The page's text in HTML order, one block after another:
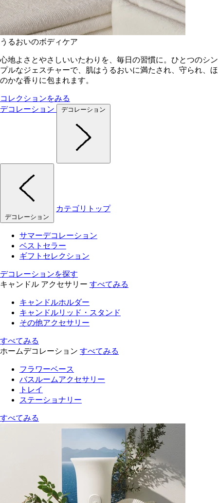
うるおいのボディケア
心地よさとやさしいいたわりを、毎日の習慣に。ひとつのシン
プルなジェスチャーで、肌はうるおいに満たされ、守られ、ほ
のかな香りに包まれます。
コレクションをみる
デコレーション
デコレーション
デコレーション
カテゴリトップ
サマーデコレーション
ベストセラー
ギフトセレクション
デコレーションを探す
キャンドル アクセサリー すべてみる
キャンドルホルダー
キャンドルリッド・スタンド
その他アクセサリー
すべてみる
ホームデコレーション すべてみる
フラワーベース
バスルームアクセサリー
トレイ
ステーショナリー
すべてみる